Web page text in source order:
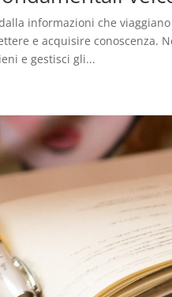
informazioni che
e acquisire conoscenza.
e gestisci gli...